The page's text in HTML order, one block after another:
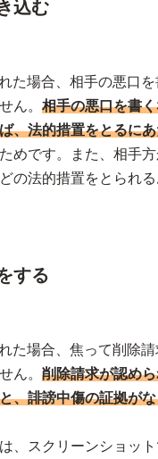
込む
た場合、相手の悪口を
ん。 相手の悪口を書
、法的措置をとるに
ためです。また、相手
の法的措置をとられ
する
た場合、焦って削除請
ん。 削除請求が認め
、誹謗中傷の証拠が
、スクリーンショッ